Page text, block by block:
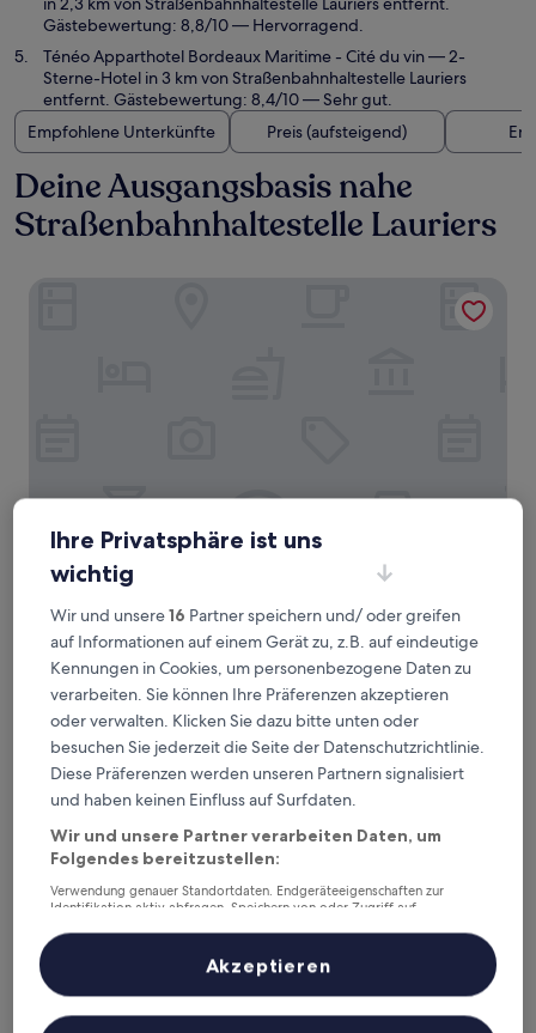
Gästebewertung: 8,8/10 — Hervorragend.
Ténéo Apparthotel Bordeaux Maritime - Cité du vin— 2-
Sterne-Hotel in 3 km von Straßenbahnhaltestelle Lauriers
entfernt. Gästebewertung: 8,4/10 — Sehr gut.
Empfohlene Unterkünfte
Preis (aufsteigend)
Deine Ausgangsbasis nahe
Straßenbahnhaltestelle Lauriers
ACE Hôtel Bordeaux Carbon Banc
ACE Hôtel Bordeaux Carbon Banc
3.0-
Sterne-
Unterkunft
1 km von Straßenbahnhaltestelle Lauriers entfernt
9.2
10,
Wunderbar,
(338
Bewertungen)
9,2/10 Wunderbar (338 Bewertungen)
Der
beträgt
68 €
inkl. Steuern & Gebühren
9. Aug.–10. Aug.
Hife Bordeaux
Ihre Privatsphäre ist uns
wichtig
Wir und unsere16 Partner speichern und/ oder greifen
auf Informationen auf einem Gerät zu, z.B. auf eindeutige
Kennungen in Cookies, um personenbezogene Daten zu
verarbeiten. Sie können Ihre Präferenzen akzeptieren
oder verwalten. Klicken Sie dazu bitte unten oder
besuchen Sie jederzeit die Seite der Datenschutzrichtlinie.
Diese Präferenzen werden unseren Partnern signalisiert
und haben keinen Einfluss auf Surfdaten.
Wir und unsere Partner verarbeiten Daten, um
Folgendes bereitzustellen:
Verwendung genauer Standortdaten. Endgeräteeigenschaften zur
Identifikation aktiv abfragen. Speichern von oder Zugriff auf
Inhalte, Messung von Werbeleistung und der Performance von Inhalten,
Zielgruppenforschung sowie Entwicklung und Verbesserung von
Liste der Partner (Lieferanten)
Akzeptieren